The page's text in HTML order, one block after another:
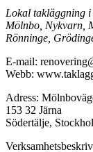
Lokal takläggning
Mölnbo, Nykvarn,
Rönninge,
E-mail:
Webb:
Adress:
153 32 Järna
Södertälje,